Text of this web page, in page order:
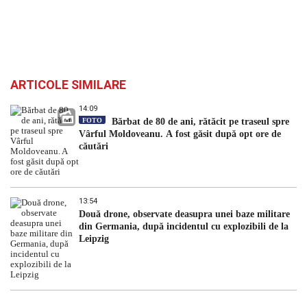
ARTICOLE SIMILARE
14:09
FOTO
Bărbat de 80 de ani, rătăcit pe traseul spre
Vârful Moldoveanu. A fost găsit după opt ore de
căutări
13:54
Două drone, observate deasupra unei baze militare
din Germania, după incidentul cu explozibili de la
Leipzig